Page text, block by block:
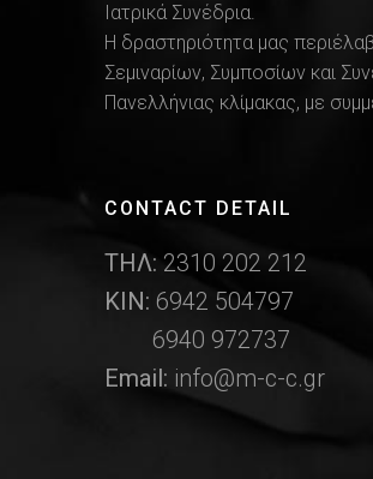
Ιατρικά Συνέδρια.
Η δραστηριότητα μας
Σεμιναρίων, Συμποσίων και
Πανελλήνιας κλίμακας, με
CONTACT DETAIL
ΤΗΛ: 2310 202 212
ΚΙΝ: 6942 504797
6940 972737
Email: info@m-c-c.gr